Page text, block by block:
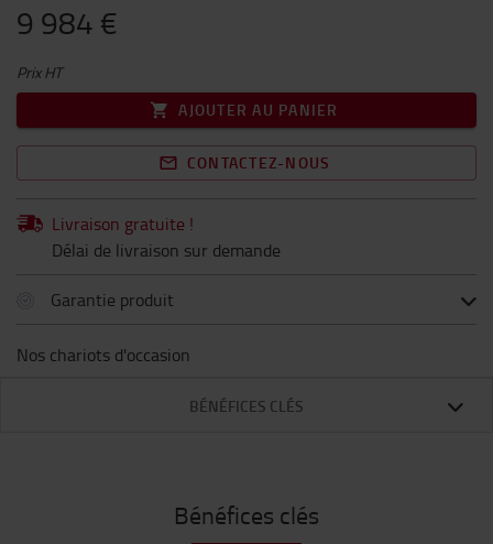
9 984 €
Prix HT
AJOUTER AU PANIER
CONTACTEZ-NOUS
Livraison gratuite !
Délai de livraison sur demande
Garantie produit
Nos chariots d'occasion
BÉNÉFICES CLÉS
Bénéfices clés